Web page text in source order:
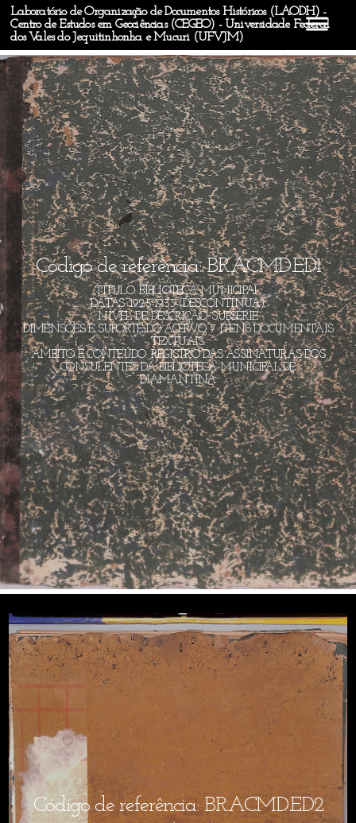
Laboratório de Organização de Documentos Históricos (LAODH) -
Centro de Estudos em Geociências (CEGEO) - Universidade Federal
dos Vales do Jequitinhonha e Mucuri (UFVJM)
Código de referência: BR.ACMD.ED1
TÍTULO: BIBLIOTECA MUNICIPAL
DATAS: 1925-1933 (DESCONTÍNUA)
NÍVEL DE DESCRIÇÃO: SUBSÉRIE
DIMENSÕES E SUPORTE DO ACERVO: 7 ITENS DOCUMENTAIS
TEXTUAIS.
ÂMBITO E CONTEÚDO: REGISTRO DAS ASSINATURAS DOS
CONSULENTES DA BIBLIOTECA MUNICIPAL DE
DIAMANTINA
Código de referência: BR.ACMD.ED2